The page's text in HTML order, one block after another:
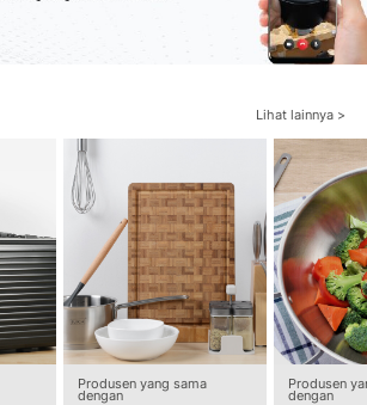
Lihat lainnya >
Produsen yang sama
dengan
Produsen
dengan